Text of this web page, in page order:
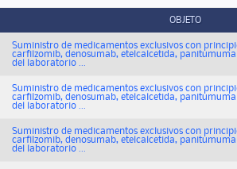
OBJETO
Suministro de medicamentos exclusivos con
carfilzomib, denosumab, etelcalcetida,
del laboratorio ...
Suministro de medicamentos exclusivos con
carfilzomib, denosumab, etelcalcetida,
del laboratorio ...
Suministro de medicamentos exclusivos con
carfilzomib, denosumab, etelcalcetida,
del laboratorio ...